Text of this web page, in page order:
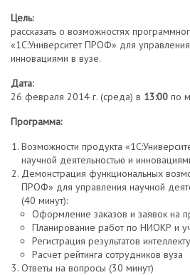
Цель:
рассказать о возможностях
«1С:Университет ПРОФ» для
инновациями в вузе.
Дата:
26 февраля 2014 г. (среда) в 13:00 по
Программа:
Возможности продукта
научной деятельностью и
Демонстрация функциональных
ПРОФ» для управления научной
(40 минут):
Оформление заказов и заявок на
Планирование работ по НИОКР и
Регистрация результатов
Расчет рейтинга сотрудников вуза
Ответы на вопросы (30 минут)